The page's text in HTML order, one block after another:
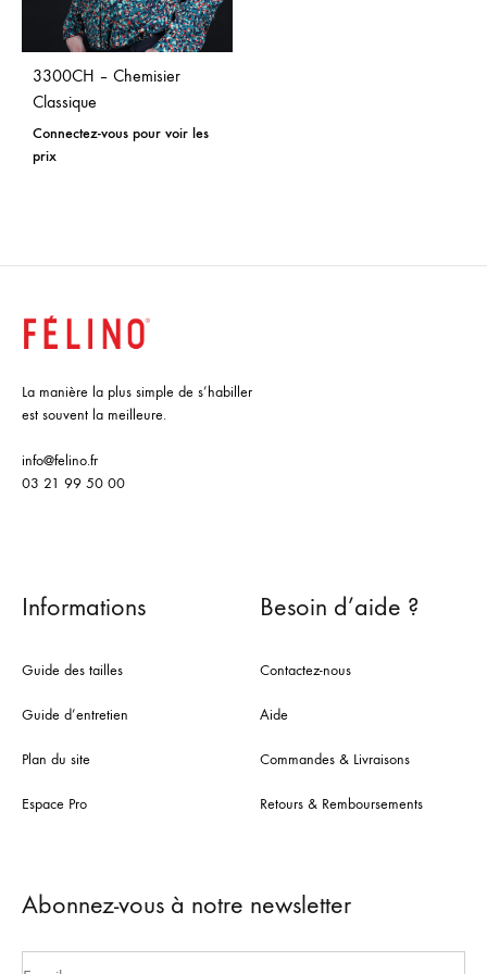
3300CH – Chemisier
Classique
Connectez-vous pour voir les
prix
La manière la plus simple de s’habiller
est souvent la meilleure.
info@felino.fr
03 21 99 50 00
Informations
Guide des tailles
Guide d’entretien
Plan du site
Espace Pro
Besoin d’aide ?
Contactez-nous
Aide
Commandes & Livraisons
Retours & Remboursements
Abonnez-vous à notre newsletter